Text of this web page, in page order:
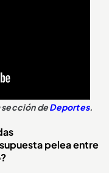
sección deDeportes.
pelea entre